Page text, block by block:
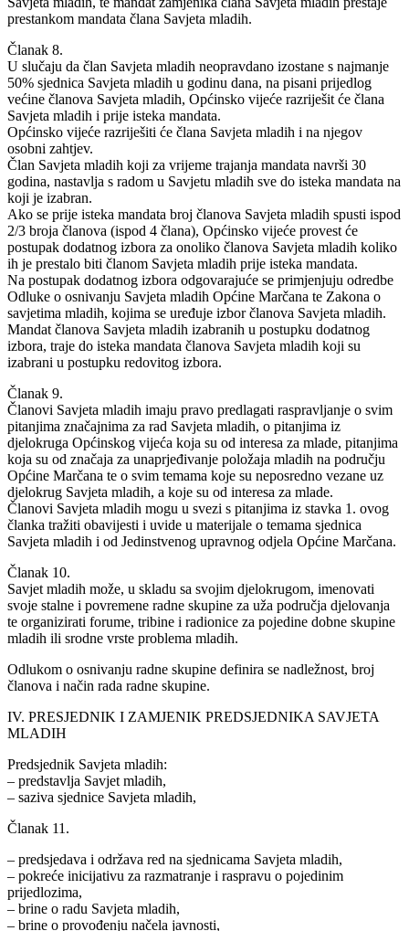
prestankom mandata člana Savjeta mladih.
Članak 8.
U slučaju da član Savjeta mladih neopravdano izostane s najmanje
50% sjednica Savjeta mladih u godinu dana, na pisani prijedlog
većine članova Savjeta mladih, Općinsko vijeće razriješit će člana
Savjeta mladih i prije isteka mandata.
Općinsko vijeće razriješiti će člana Savjeta mladih i na njegov
osobni zahtjev.
Član Savjeta mladih koji za vrijeme trajanja mandata navrši 30
godina, nastavlja s radom u Savjetu mladih sve do isteka mandata na
koji je izabran.
Ako se prije isteka mandata broj članova Savjeta mladih spusti ispod
2/3 broja članova (ispod 4 člana), Općinsko vijeće provest će
postupak dodatnog izbora za onoliko članova Savjeta mladih koliko
ih je prestalo biti članom Savjeta mladih prije isteka mandata.
Na postupak dodatnog izbora odgovarajuće se primjenjuju odredbe
Odluke o osnivanju Savjeta mladih Općine Marčana te Zakona o
savjetima mladih, kojima se uređuje izbor članova Savjeta mladih.
Mandat članova Savjeta mladih izabranih u postupku dodatnog
izbora, traje do isteka mandata članova Savjeta mladih koji su
izabrani u postupku redovitog izbora.
Članak 9.
Članovi Savjeta mladih imaju pravo predlagati raspravljanje o svim
pitanjima značajnima za rad Savjeta mladih, o pitanjima iz
djelokruga Općinskog vijeća koja su od interesa za mlade, pitanjima
koja su od značaja za unaprjeđivanje položaja mladih na području
Općine Marčana te o svim temama koje su neposredno vezane uz
djelokrug Savjeta mladih, a koje su od interesa za mlade.
Članovi Savjeta mladih mogu u svezi s pitanjima iz stavka 1. ovog
članka tražiti obavijesti i uvide u materijale o temama sjednica
Savjeta mladih i od Jedinstvenog upravnog odjela Općine Marčana.
Članak 10.
Savjet mladih može, u skladu sa svojim djelokrugom, imenovati
svoje stalne i povremene radne skupine za uža područja djelovanja
te organizirati forume, tribine i radionice za pojedine dobne skupine
mladih ili srodne vrste problema mladih.
Odlukom o osnivanju radne skupine definira se nadležnost, broj
članova i način rada radne skupine.
IV. PRESJEDNIK I ZAMJENIK PREDSJEDNIKA SAVJETA
MLADIH
Predsjednik Savjeta mladih:
– predstavlja Savjet mladih,
– saziva sjednice Savjeta mladih,
Članak 11.
– predsjedava i održava red na sjednicama Savjeta mladih,
– pokreće inicijativu za razmatranje i raspravu o pojedinim
prijedlozima,
– brine o radu Savjeta mladih,
– brine o provođenju načela javnosti,